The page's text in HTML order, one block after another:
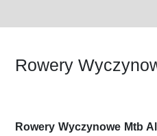
Rowery
Rowery Wyczynowe Mtb